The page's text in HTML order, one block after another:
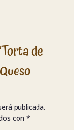
de
publicada.
con *